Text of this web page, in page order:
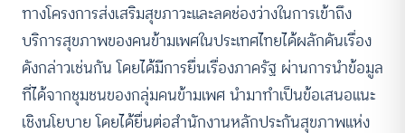
ทางโครงการส่งเสริมสุขภาวะและลดช่องว่างในการเข้าถึง
บริการสุขภาพของคนข้ามเพศในประเทศไทยได้ผลักดันเรื่อง
ดังกล่าวเช่นกัน โดยได้มีการยื่นเรื่องภาครัฐ ผ่านการนำข้อมูล
ที่ได้จากชุมชนของกลุ่มคนข้ามเพศ นำมาทำเป็นข้อเสนอแนะ
เชิงนโยบาย โดยได้ยื่นต่อสำนักงานหลักประกันสุขภาพแห่ง